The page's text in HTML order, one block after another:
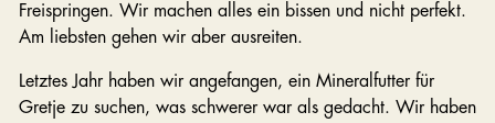
Freispringen. Wir machen alles ein bissen und nicht perfekt.
Am liebsten gehen wir aber ausreiten.
Letztes Jahr haben wir angefangen, ein Mineralfutter für
Gretje zu suchen, was schwerer war als gedacht. Wir haben